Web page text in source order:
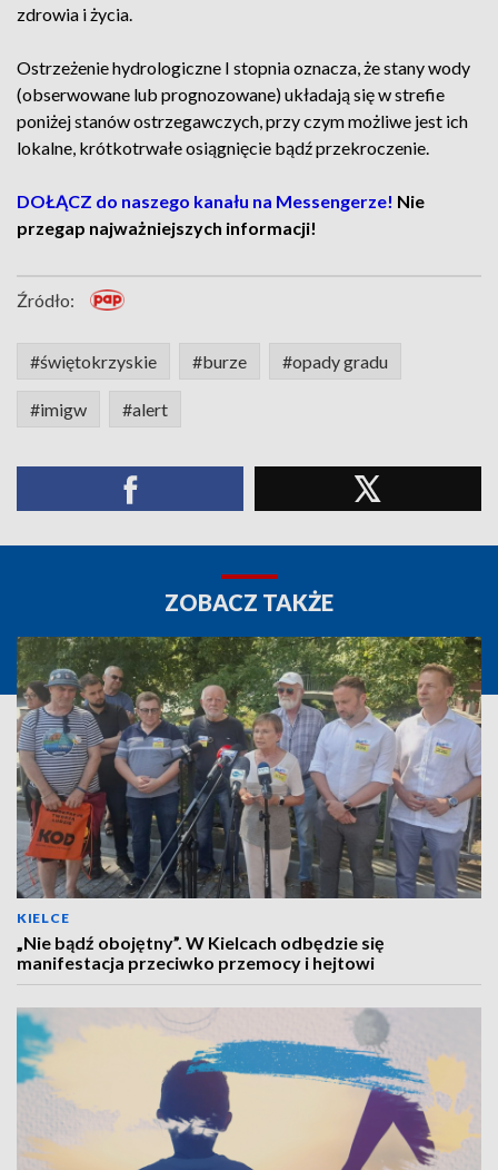
zdrowia i życia.
Ostrzeżenie hydrologiczne I stopnia oznacza, że stany wody
(obserwowane lub prognozowane) układają się w strefie
poniżej stanów ostrzegawczych, przy czym możliwe jest ich
lokalne, krótkotrwałe osiągnięcie bądź przekroczenie.
DOŁĄCZ do naszego kanału na Messengerze! Nie
przegap najważniejszych informacji!
Źródło:
#świętokrzyskie #burze #opady gradu
#imigw #alert
ZOBACZ TAKŻE
KIELCE
„Nie bądź obojętny”. W Kielcach odbędzie się
manifestacja przeciwko przemocy i hejtowi